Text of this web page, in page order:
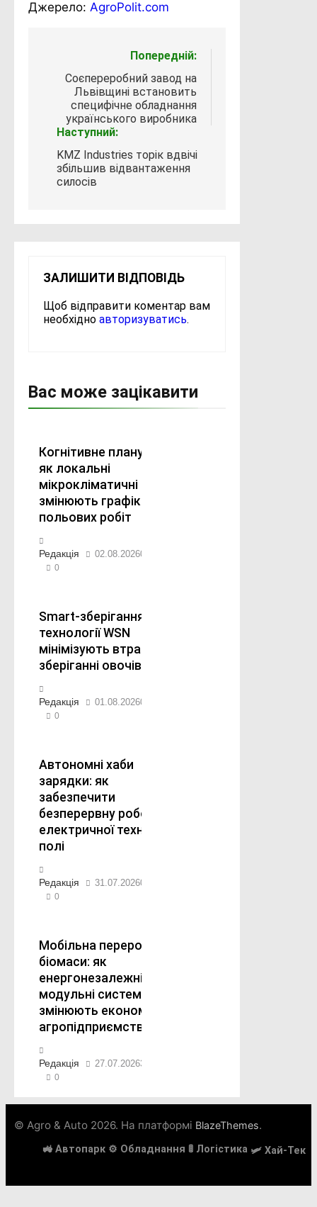
Джерело: AgroPolit.com
записів
Попередній:
Соєпереробний завод на
Львівщині встановить
специфічне обладнання
українського виробника
Наступний:
KMZ Industries торік вдвічі
збільшив відвантаження
силосів
ЗАЛИШИТИ ВІДПОВІДЬ
Щоб відправити коментар вам
необхідно авторизуватись.
Вас може зацікавити
Когнітивне планування:
як локальні
мікрокліматичні ризики
змінюють графіки
польових робіт
Редакція 02.08.202607.08.2026
0
Smart-зберігання: як
технології WSN
мінімізують втрати при
зберіганні овочів у РГС
Редакція 01.08.202607.08.2026
0
Автономні хаби
зарядки: як
забезпечити
безперервну роботу
електричної техніки в
полі
Редакція 31.07.202607.08.2026
0
Мобільна переробка
біомаси: як
енергонезалежні
модульні системи
змінюють економіку
агропідприємств
Редакція 27.07.202630.07.2026
0
© Agro & Auto 2026. На платформі BlazeThemes.
🚜 Автопарк ⚙️ Обладнання 🚦 Логістика 🛩️ Хай-Тек